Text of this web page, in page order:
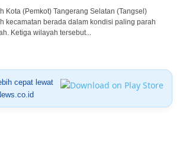
Kota (Pemkot) Tangerang Selatan (Tangsel)
kecamatan berada dalam kondisi paling parah
Ketiga wilayah tersebut...
cepat lewat